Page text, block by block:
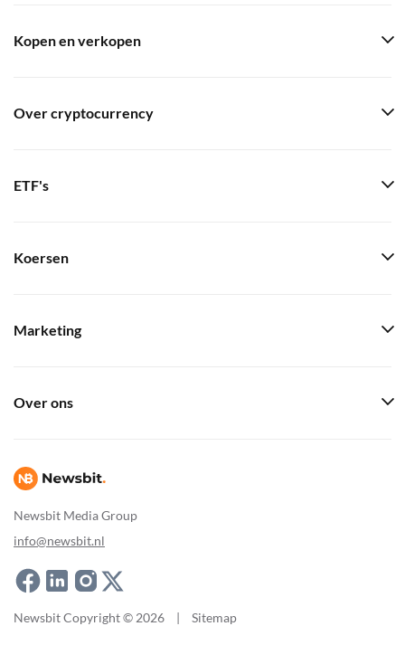
Newsbit Media Group
info@newsbit.nl
Kopen en verkopen
Over cryptocurrency
ETF's
Koersen
Marketing
Over ons
Newsbit Copyright © 2026 | Sitemap